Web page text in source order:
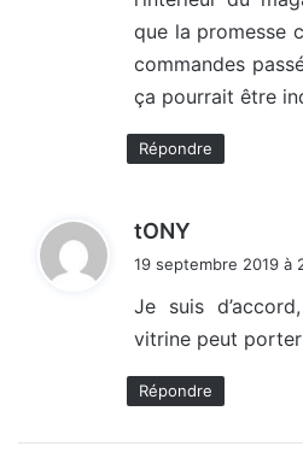
que la promesse
commandes
ça pourrait être
Répondre
tONY
19 septembre 2019 à
Je suis
vitrine peut
Répondre